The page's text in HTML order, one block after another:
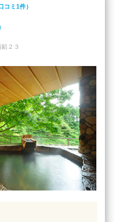
コミ1件）
２３